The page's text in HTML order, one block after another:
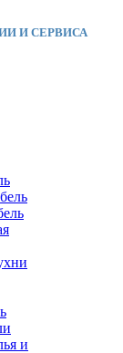
И СЕРВИСА
и